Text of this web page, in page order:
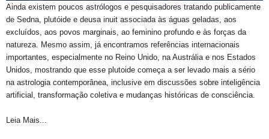
Ainda existem poucos astrólogos e pesquisadores tratando publicamente
de Sedna, plutóide e deusa inuit associada às águas geladas, aos
excluídos, aos povos marginais, ao feminino profundo e às forças da
natureza. Mesmo assim, já encontramos referências internacionais
importantes, especialmente no Reino Unido, na Austrália e nos Estados
Unidos, mostrando que esse plutoide começa a ser levado mais a sério
na astrologia contemporânea, inclusive em discussões sobre inteligência
artificial, transformação coletiva e mudanças históricas de consciência.
Leia Mais...